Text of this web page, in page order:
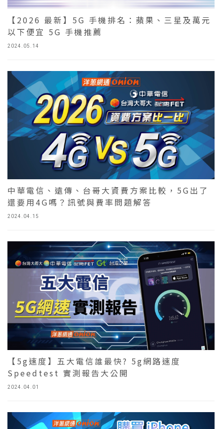
2024.05.14
【2026 最新】5G 手機排名：蘋果、三星及萬元
以下便宜 5G 手機推薦
2024.04.15
中華電信、遠傳、台哥大資費方案比較，5G出了
還要用4G嗎？訊號與費率問題解答
2024.04.01
【5g速度】五大電信誰最快? 5g網路速度
Speedtest 實測報告大公開